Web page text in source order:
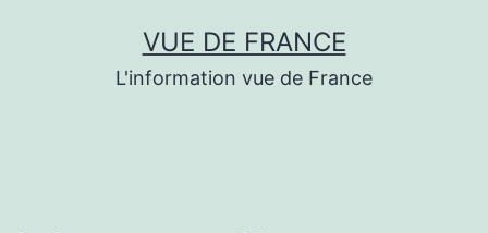
VUE DE FRANCE
L'information vue de France